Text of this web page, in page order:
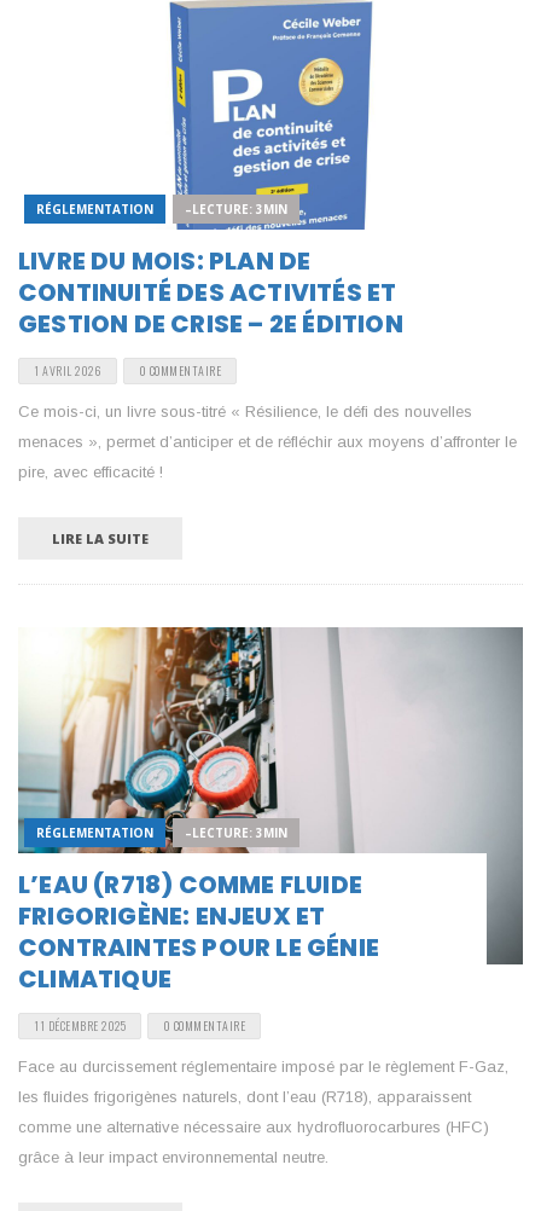
RÉGLEMENTATION –LECTURE: 3MIN
LIVRE DU MOIS: PLAN DE
CONTINUITÉ DES ACTIVITÉS ET
GESTION DE CRISE – 2E ÉDITION
1 AVRIL 2026 0 COMMENTAIRE
Ce mois-ci, un livre sous-titré « Résilience, le défi des nouvelles
menaces », permet d’anticiper et de réfléchir aux moyens d’affronter le
pire, avec efficacité !
LIRE LA SUITE
RÉGLEMENTATION –LECTURE: 3MIN
L’EAU (R718) COMME FLUIDE
FRIGORIGÈNE: ENJEUX ET
CONTRAINTES POUR LE GÉNIE
CLIMATIQUE
11 DÉCEMBRE 2025 0 COMMENTAIRE
Face au durcissement réglementaire imposé par le règlement F-Gaz,
les fluides frigorigènes naturels, dont l’eau (R718), apparaissent
comme une alternative nécessaire aux hydrofluorocarbures (HFC)
grâce à leur impact environnemental neutre.